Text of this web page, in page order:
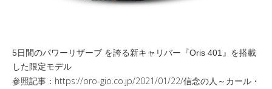
5日間のパワーリザーブ を誇る新キャリバー『Oris 401』を搭載
した限定モデル
参照記事： https://oro-gio.co.jp/2021/01/22/信念の人～カール・